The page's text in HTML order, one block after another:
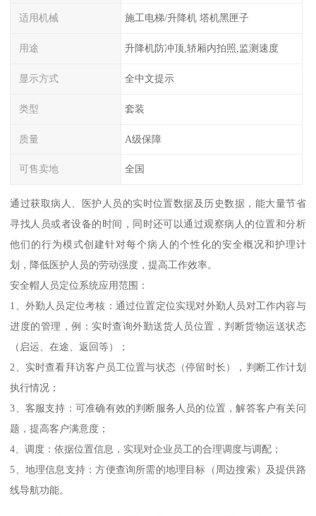
适用机械 施工电梯/升降机 塔机黑匣子
用途 升降机防冲顶,轿厢内拍照,监测速度
显示方式 全中文提示
类型 套装
质量 A级保障
可售卖地 全国
通过获取病人、医护人员的实时位置数据及历史数据，能大量节省
寻找人员或者设备的时间，同时还可以通过观察病人的位置和分析
他们的行为模式创建针对每个病人的个性化的安全概况和护理计
划，降低医护人员的劳动强度，提高工作效率。
安全帽人员定位系统应用范围：
1、外勤人员定位考核：通过位置定位实现对外勤人员对工作内容与
进度的管理，例：实时查询外勤送货人员位置，判断货物运送状态
（启运、在途、返回等）；
2、实时查看拜访客户员工位置与状态（停留时长），判断工作计划
执行情况；
3、客服支持：可准确有效的判断服务人员的位置，解答客户有关问
题，提高客户满意度；
4、调度：依据位置信息，实现对企业员工的合理调度与调配；
5、地理信息支持：方便查询所需的地理目标（周边搜索）及提供路
线导航功能。